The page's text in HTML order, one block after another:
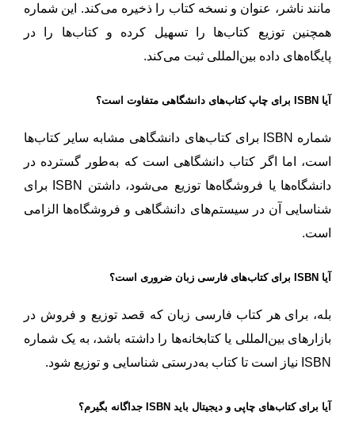
مانند ناشر، عنوان و نسخه کتاب را ذخیره می‌کند. این شماره
همچنین توزیع کتاب‌ها را تسهیل کرده و کتاب‌ها را در
پایگاه‌های داده بین‌المللی ثبت می‌کند.
آیا ISBN برای چاپ کتاب‌های دانشگاهی متفاوت است؟
شماره ISBN برای کتاب‌های دانشگاهی مشابه سایر کتاب‌ها
است، اما اگر کتاب دانشگاهی است که به‌طور گسترده در
دانشگاه‌ها یا فروشگاه‌ها توزیع می‌شود، داشتن ISBN برای
شناسایی آن در سیستم‌های دانشگاهی و فروشگاه‌ها الزامی
است.
آیا ISBN برای کتاب‌های فارسی زبان ضروری است؟
بله، برای هر کتاب فارسی زبان که قصد توزیع و فروش در
بازارهای بین‌المللی یا کتابخانه‌ها را داشته باشد، به یک شماره
ISBN نیاز است تا کتاب به‌درستی شناسایی و توزیع شود.
آیا برای کتاب‌های چاپی و دیجیتال باید ISBN جداگانه بگیرم؟